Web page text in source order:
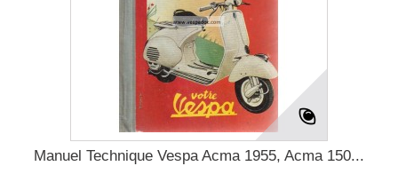
Manuel Technique Vespa Acma 1955, Acma 150...